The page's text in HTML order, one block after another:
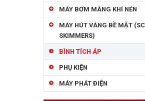
MÁY BƠM MÀNG KHÍ NÉN
MÁY HÚT VÁNG BỀ MẶT
SKIMMERS)
BÌNH TÍCH ÁP
PHỤ KIỆN
MÁY PHÁT ĐIỆN